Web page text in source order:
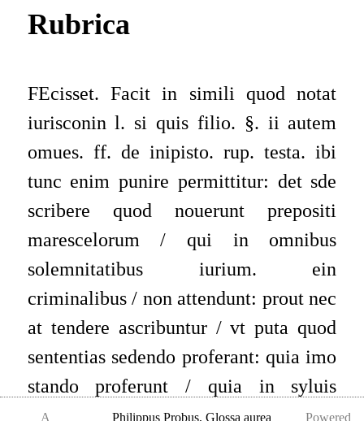
Rubrica
FEcisset. Facit in simili quod notat
iurisconin l. si quis filio. §. ii autem
omues. ff. de inipisto. rup. testa. ibi
tunc enim punire permittitur: det sde
scribere quod nouerunt prepositi
marescelorum / qui in omnibus
solemnitatibus iurium. ein
criminalibus / non attendunt: prout nec
at tendere ascribuntur / vt puta quod
sententias sedendo proferant: quia imo
stando proferunt / quia in syluis
malefacto res quandoque condemnant:
A Philippus Probus, Glossa aurea Powered